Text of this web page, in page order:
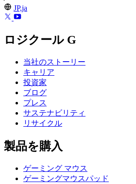
JP,ja
ロジクール G
当社のストーリー
キャリア
投資家
ブログ
プレス
サステナビリティ
リサイクル
製品を購入
ゲーミング マウス
ゲーミングマウスパッド